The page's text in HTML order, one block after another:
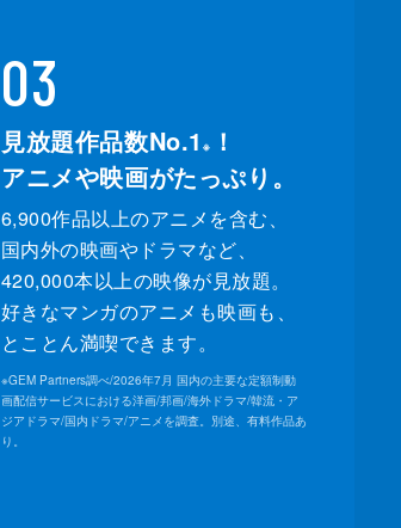
03
見放題作品数No.1 ※
！
アニメや映画がたっぷり。
6,900作品以上のアニメを含む、
国内外の映画やドラマなど、
420,000本以上の映像が見放題。
好きなマンガのアニメも映画も、
とことん満喫できます。
※GEM Partners調べ/2026年7⽉ 国内の主要な定額制動
画配信サービスにおける洋画/邦画/海外ドラマ/韓流・ア
ジアドラマ/国内ドラマ/アニメを調査。別途、有料作品あ
り。